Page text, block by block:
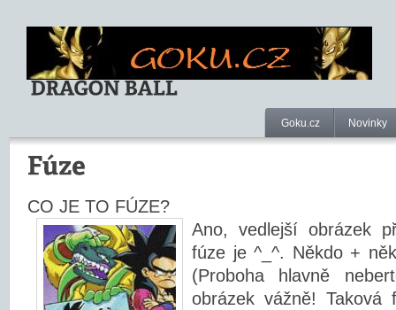
Goku.cz Novinky
CO JE TO FÚZE?
Ano, vedlejší obrázek
fúze je ^_^. Někdo +
(Proboha hlavně
obrázek vážně!